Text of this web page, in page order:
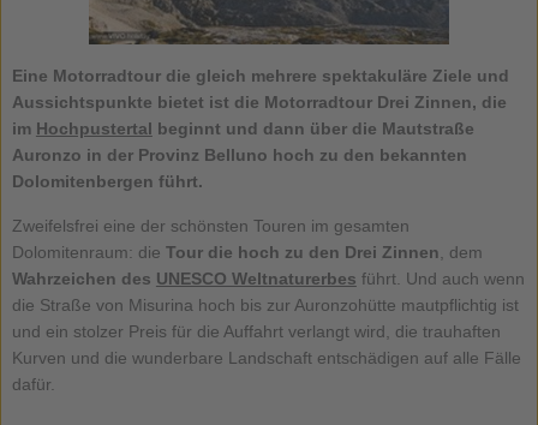
Eine Motorradtour die gleich mehrere spektakuläre Ziele und
Aussichtspunkte bietet ist die Motorradtour Drei Zinnen, die
im Hochpustertal beginnt und dann über die Mautstraße
Auronzo in der Provinz Belluno hoch zu den bekannten
Dolomitenbergen führt.
Zweifelsfrei eine der schönsten Touren im gesamten
Dolomitenraum: die Tour die hoch zu den Drei Zinnen , dem
Wahrzeichen des UNESCO Weltnaturerbes führt. Und auch wenn
die Straße von Misurina hoch bis zur Auronzohütte mautpflichtig ist
und ein stolzer Preis für die Auffahrt verlangt wird, die trauhaften
Kurven und die wunderbare Landschaft entschädigen auf alle Fälle
dafür.